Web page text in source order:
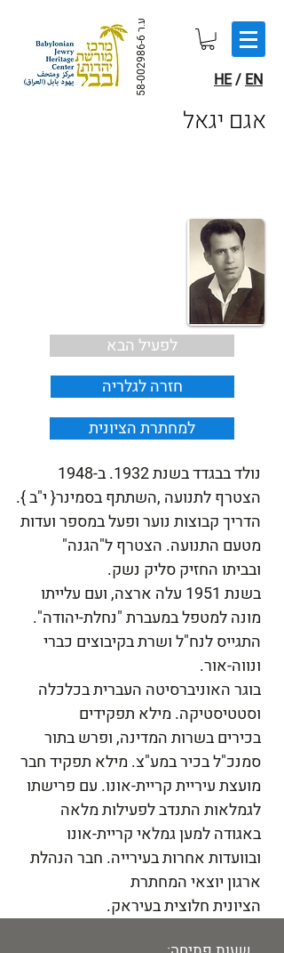
ע.ר
58-002986-6 HE/ EN
אגם יגאל
לפעיל הבא
חזרה לגלריה
למחתרת הציונית
נולד בבגדד בשנת 1932. ב-1948
הצטרף לתנועה ,השתתף בסמינר{ י"ב }.
הדריך קבוצות נוער ופעל במספר ועדות
מטעם התנועה. הצטרף ל"הגנה"
ובביתו החזיק סליק נשק.
בשנת 1951 עלה ארצה, ועם עלייתו
מונה למטפל במעברת "נחלת-יהודה".
התגייס לנח"ל ושרת בקיבוצים כברי
ונווה-אור.
בוגר האוניברסיטה העברית בכלכלה
וסטטיסטיקה. מילא תפקידים
בכירים בשרות המדינה, ופרש בתור
סמנכ"ל בכיר במע"צ. מילא תפקיד חבר
מועצת עיריית קריית-אונו. עם פרישתו
לגמלאות התנדב לפעילות מלאה
באגודה למען גמלאי קריית-אונו
ובוועדות אחרות בעירייה. חבר הנהלת
ארגון יוצאי המחתרת
הציונית חלוצית בעיראק.